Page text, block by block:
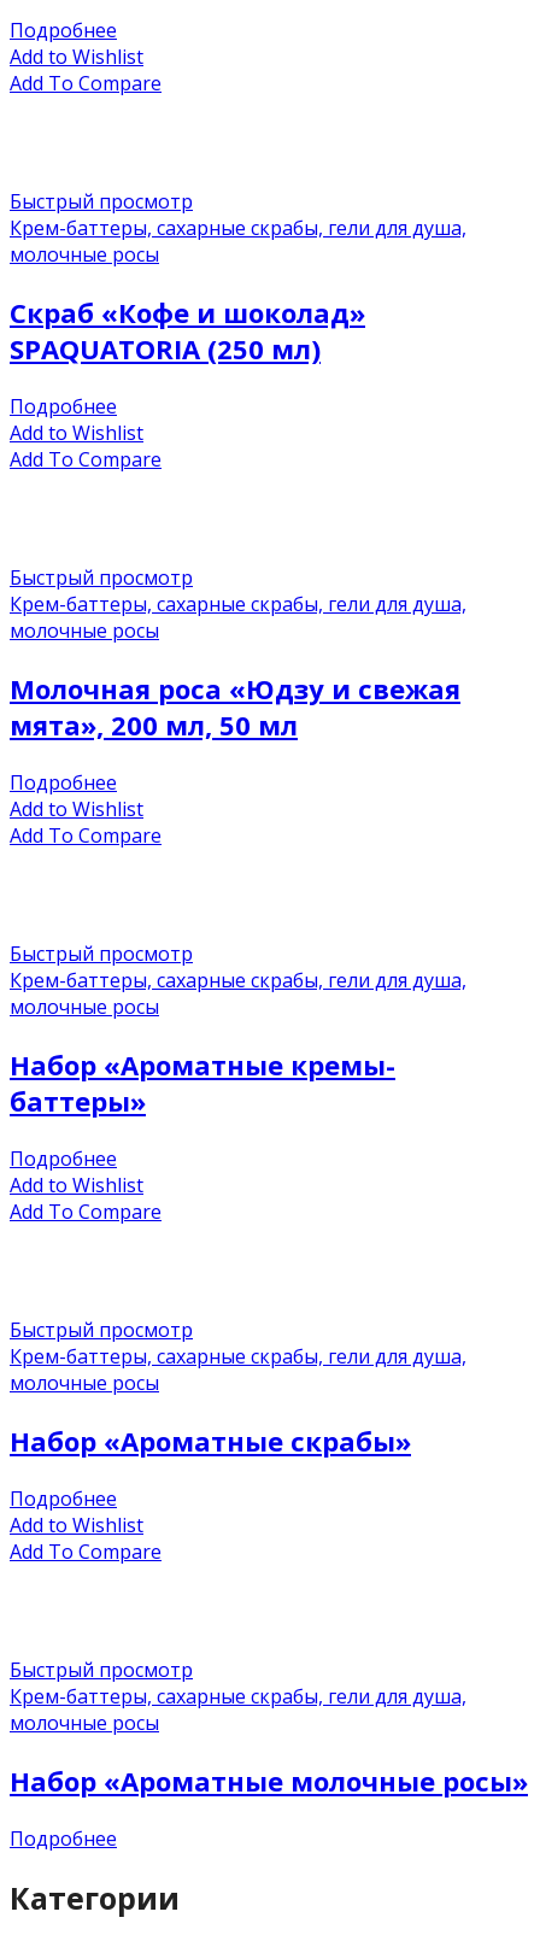
Подробнее
Add to Wishlist
Add To Compare
Быстрый просмотр
Крем-баттеры, сахарные скрабы, гели для душа,
молочные росы
Скраб «Кофе и шоколад»
SPAQUATORIA (250 мл)
Подробнее
Add to Wishlist
Add To Compare
Быстрый просмотр
Крем-баттеры, сахарные скрабы, гели для душа,
молочные росы
Молочная роса «Юдзу и свежая
мята», 200 мл, 50 мл
Подробнее
Add to Wishlist
Add To Compare
Быстрый просмотр
Крем-баттеры, сахарные скрабы, гели для душа,
молочные росы
Набор «Ароматные кремы-
баттеры»
Подробнее
Add to Wishlist
Add To Compare
Быстрый просмотр
Крем-баттеры, сахарные скрабы, гели для душа,
молочные росы
Набор «Ароматные скрабы»
Подробнее
Add to Wishlist
Add To Compare
Быстрый просмотр
Крем-баттеры, сахарные скрабы, гели для душа,
молочные росы
Набор «Ароматные молочные росы»
Подробнее
Категории